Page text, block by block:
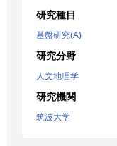
研究種目
基盤研究(A)
研究分野
人文地理学
研究機関
筑波大学